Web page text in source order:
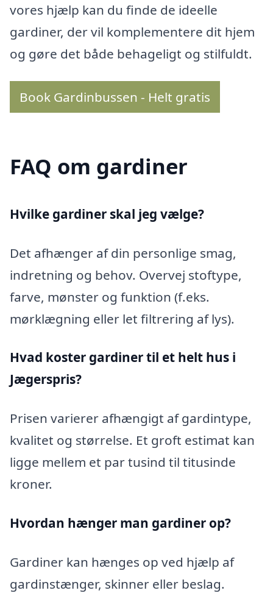
vores hjælp kan du finde de ideelle
gardiner, der vil komplementere dit hjem
og gøre det både behageligt og stilfuldt.
Book Gardinbussen - Helt gratis
FAQ om gardiner
Hvilke gardiner skal jeg vælge?
Det afhænger af din personlige smag,
indretning og behov. Overvej stoftype,
farve, mønster og funktion (f.eks.
mørklægning eller let filtrering af lys).
Hvad koster gardiner til et helt hus i
Jægerspris?
Prisen varierer afhængigt af gardintype,
kvalitet og størrelse. Et groft estimat kan
ligge mellem et par tusind til titusinde
kroner.
Hvordan hænger man gardiner op?
Gardiner kan hænges op ved hjælp af
gardinstænger, skinner eller beslag.